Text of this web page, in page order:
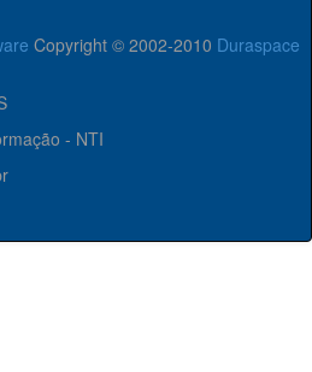
Copyright © 2002-2010 Duraspace
- NTI